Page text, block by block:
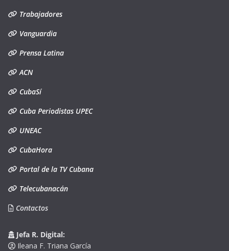
Trabajadores
Vanguardia
Prensa Latina
ACN
CubaSí
Cuba Periodistas UPEC
UNEAC
CubaHora
Portal de la TV Cubana
Telecubanacán
Contactos
Jefa R. Digital:
Ileana F. Triana García